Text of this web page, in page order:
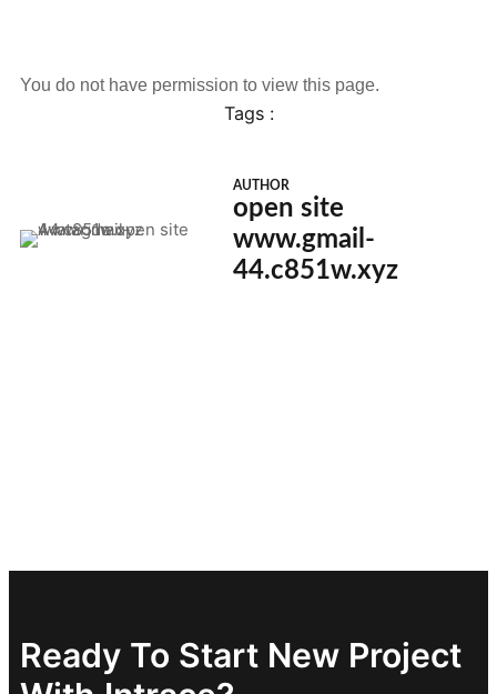
You do not have permission to view this page.
Tags :
AUTHOR
open site
www.gmail-
44.c851w.xyz
Ready To Start New Project